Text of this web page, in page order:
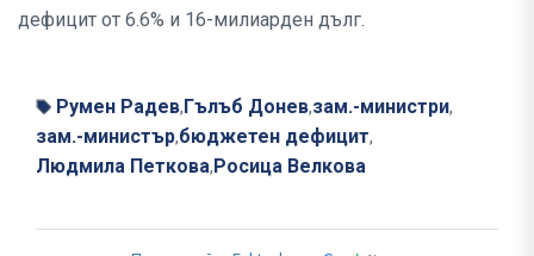
дефицит от 6.6% и 16-милиарден дълг.
Румен Радев, Гълъб Донев,зам.-министри,
зам.-министър,бюджетен дефицит,
Людмила Петкова, Росица Велкова